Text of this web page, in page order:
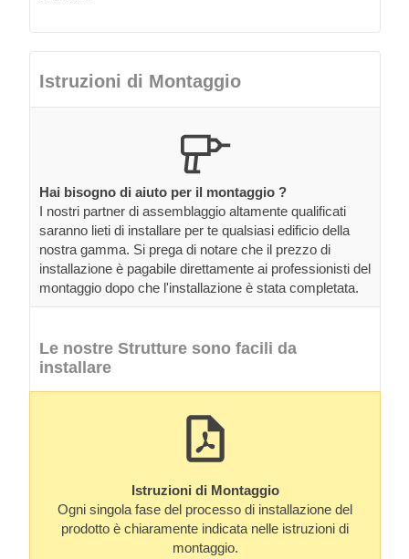
Istruzioni di Montaggio
Hai bisogno di aiuto per il montaggio ?
I nostri partner di assemblaggio altamente qualificati
saranno lieti di installare per te qualsiasi edificio della
nostra gamma. Si prega di notare che il prezzo di
installazione è pagabile direttamente ai professionisti del
montaggio dopo che l'installazione è stata completata.
Le nostre Strutture sono facili da
installare
Istruzioni di Montaggio
Ogni singola fase del processo di installazione del
prodotto è chiaramente indicata nelle istruzioni di
montaggio.